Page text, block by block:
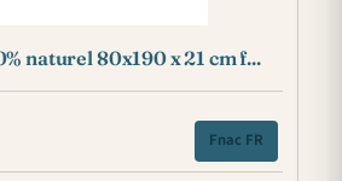
naturel 80x190 x 21 cm f...
Fnac FR